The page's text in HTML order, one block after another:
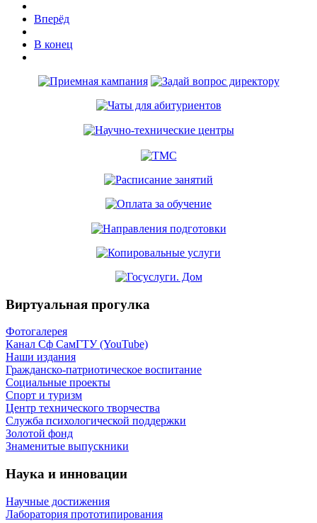
Вперёд
В конец
Виртуальная прогулка
Фотогалерея
Канал Сф СамГТУ (YouTube)
Наши издания
Гражданско-патриотическое воспитание
Социальные проекты
Спорт и туризм
Центр технического творчества
Служба психологической поддержки
Золотой фонд
Знаменитые выпускники
Наука и инновации
Научные достижения
Лаборатория прототипирования